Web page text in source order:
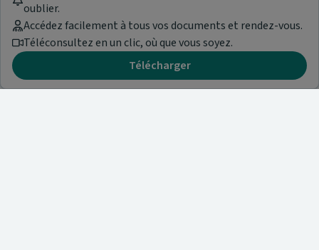
oublier.
Accédez facilement à tous vos documents et rendez-vous.
Téléconsultez en un clic, où que vous soyez.
Télécharger